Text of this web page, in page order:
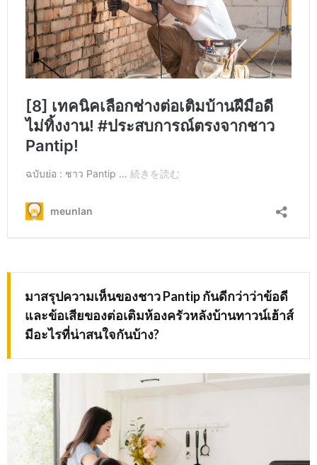
มาสรุปความเห็นของชาว Pantip กันดีกว่าว่าข้อดี
และข้อเสียของต่อเติมห้องครัวหลังบ้านทาวน์เฮ้าส์
มีอะไรที่น่าสนใจกันบ้าง?